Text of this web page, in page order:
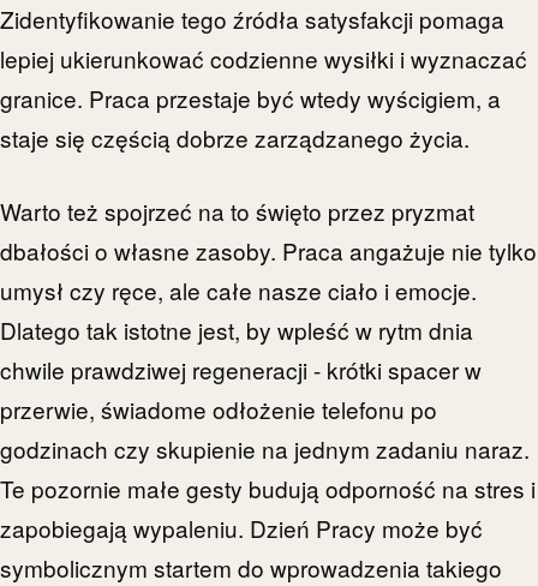
Zidentyfikowanie tego źródła satysfakcji pomaga
lepiej ukierunkować codzienne wysiłki i wyznaczać
granice. Praca przestaje być wtedy wyścigiem, a
staje się częścią dobrze zarządzanego życia.
Warto też spojrzeć na to święto przez pryzmat
dbałości o własne zasoby. Praca angażuje nie tylko
umysł czy ręce, ale całe nasze ciało i emocje.
Dlatego tak istotne jest, by wpleść w rytm dnia
chwile prawdziwej regeneracji - krótki spacer w
przerwie, świadome odłożenie telefonu po
godzinach czy skupienie na jednym zadaniu naraz.
Te pozornie małe gesty budują odporność na stres i
zapobiegają wypaleniu. Dzień Pracy może być
symbolicznym startem do wprowadzenia takiego